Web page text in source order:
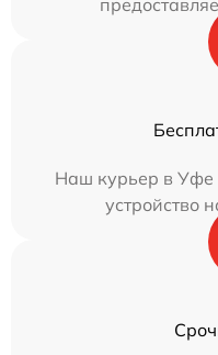
Наш курьер в Уфе
устройство